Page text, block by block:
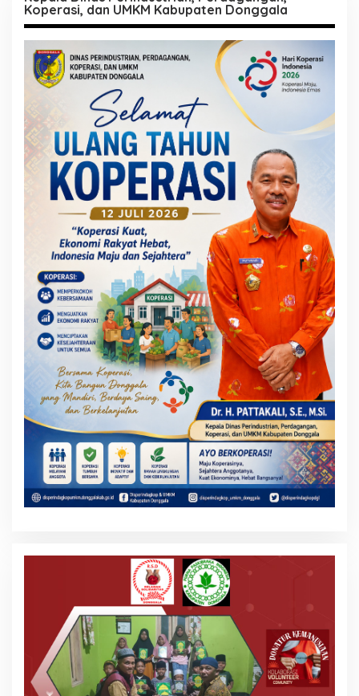
Koperasi, dan UMKM Kabupaten Donggala